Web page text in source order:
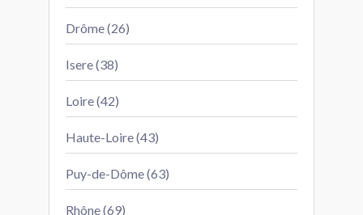
Drôme (26)
Isere (38)
Loire (42)
Haute-Loire (43)
Puy-de-Dôme (63)
Rhône (69)